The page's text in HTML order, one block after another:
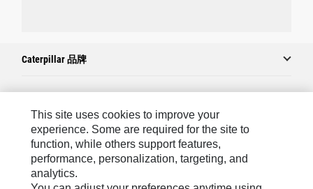
Caterpillar 品牌
Caterpillar.com
聯絡 Caterpillar
我的行銷偏好設定
網站地圖
This site uses cookies to improve your
experience. Some are required for the site to
function, while others support features,
performance, personalization, targeting, and
analytics.